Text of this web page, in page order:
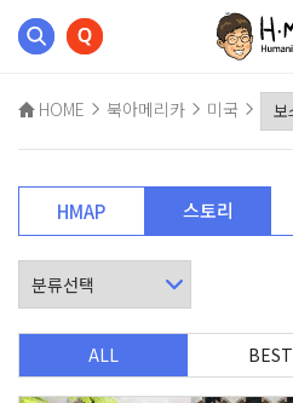
HOME 북아메리카 미국
HMAP 스토리
ALL BEST